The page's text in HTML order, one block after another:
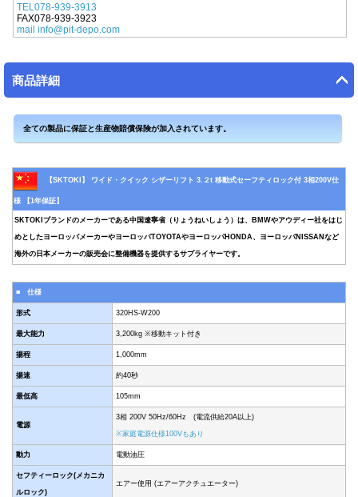
TEL078-939-3913
FAX078-939-3923
mail info@pit-depo.com
商品詳細
【SKTOKI】 ワイド・クイック シザーリフト 3.２t 移動式セーフティロック付 3相200V仕
様 【1年保証】
SKTOKIブランドのメーカーである中国遼寧省（りょうねいしょう）は、BMWやアウディー社をはじ
めとしたヨーロッパメーカーやヨーロッパTOYOTAやヨーロッパHONDA、ヨーロッパNISSANなど
海外の日本メーカーの販売会に整備機器を提供するサプライヤーです。
■ 仕様
形式 320HS-W200
最大能力 3,200kg ※移動キット付き
揚程 1,000mm
揚速 約40秒
最低高 105mm
電源
3相 200V 50Hz/60Hz (電流供給20A以上)
※家庭電源仕様100Vもあり
動力 電動油圧
セフティーロック(メカニカ
ルロック)
エアー使用 (エアーアクチュエーター)